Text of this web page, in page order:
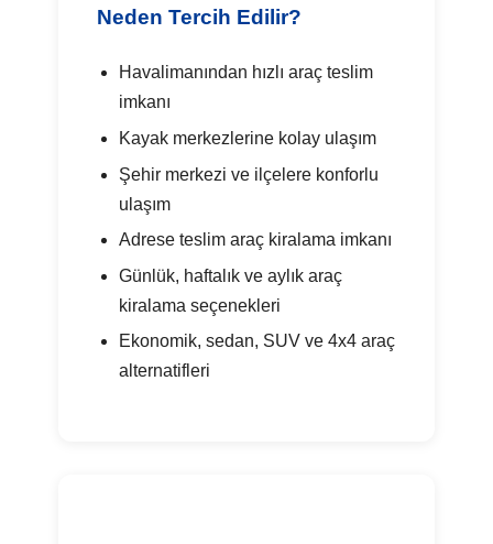
Neden Tercih Edilir?
Havalimanından hızlı araç teslim
imkanı
Kayak merkezlerine kolay ulaşım
Şehir merkezi ve ilçelere konforlu
ulaşım
Adrese teslim araç kiralama imkanı
Günlük, haftalık ve aylık araç
kiralama seçenekleri
Ekonomik, sedan, SUV ve 4x4 araç
alternatifleri